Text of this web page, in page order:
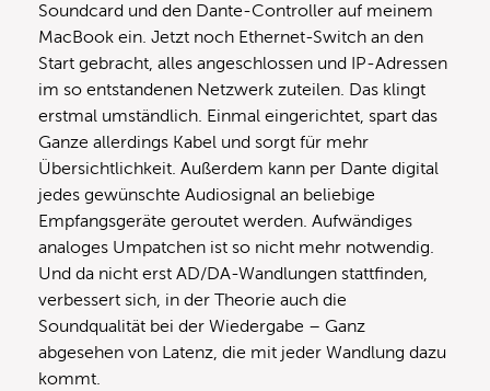
Soundcard und den Dante-Controller auf meinem
MacBook ein. Jetzt noch Ethernet-Switch an den
Start gebracht, alles angeschlossen und IP-Adressen
im so entstandenen Netzwerk zuteilen. Das klingt
erstmal umständlich. Einmal eingerichtet, spart das
Ganze allerdings Kabel und sorgt für mehr
Übersichtlichkeit. Außerdem kann per Dante digital
jedes gewünschte Audiosignal an beliebige
Empfangsgeräte geroutet werden. Aufwändiges
analoges Umpatchen ist so nicht mehr notwendig.
Und da nicht erst AD/DA-Wandlungen stattfinden,
verbessert sich, in der Theorie auch die
Soundqualität bei der Wiedergabe – Ganz
abgesehen von Latenz, die mit jeder Wandlung dazu
kommt.